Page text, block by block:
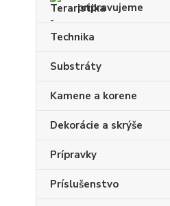
pripravujeme
Technika
Substráty
Kamene a korene
Dekorácie a skrýše
Prípravky
Príslušenstvo